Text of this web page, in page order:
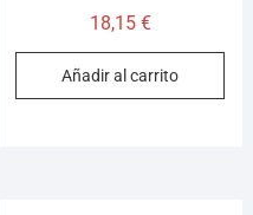
18,15 €
Añadir al carrito